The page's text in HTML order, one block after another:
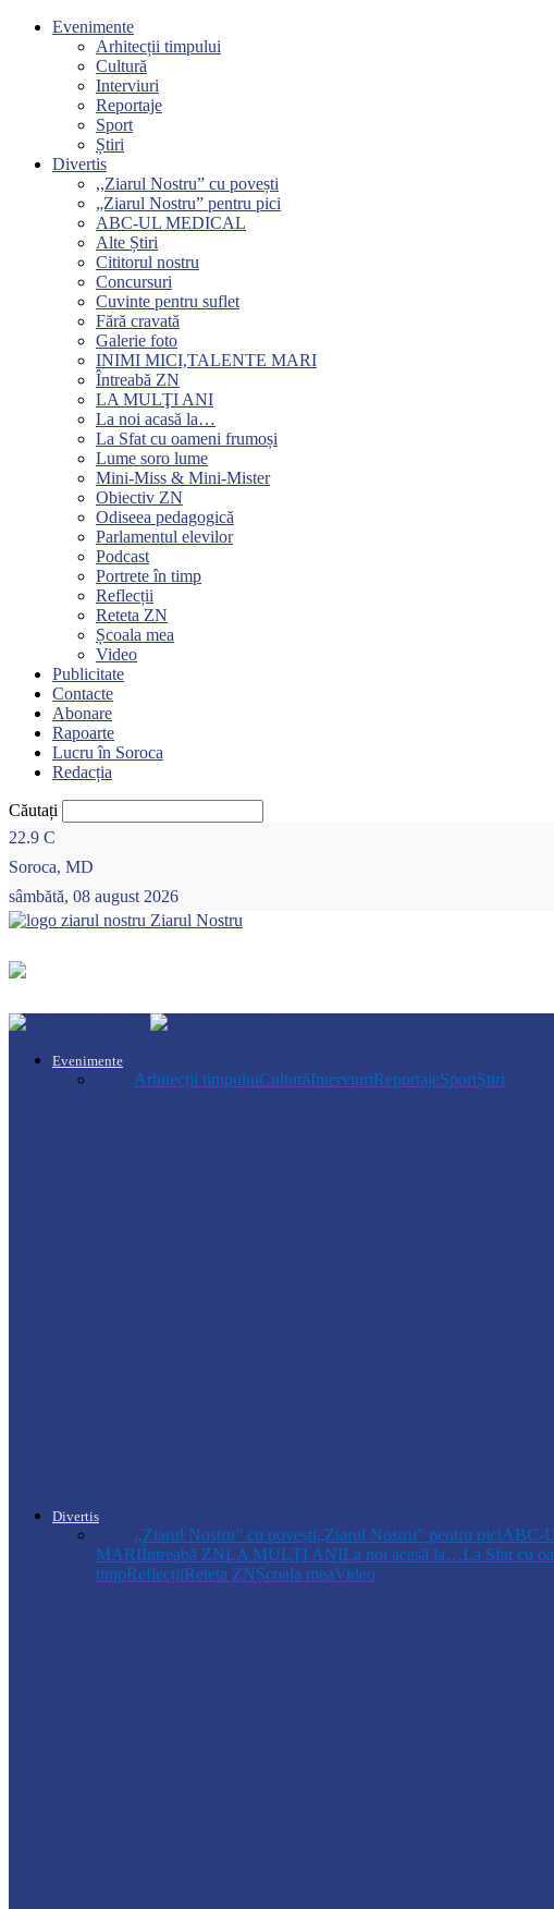
Evenimente
Arhitecții timpului
Cultură
Interviuri
Reportaje
Sport
Știri
Divertis
,,Ziarul Nostru” cu povești
„Ziarul Nostru” pentru pici
ABC-UL MEDICAL
Alte Știri
Cititorul nostru
Concursuri
Cuvinte pentru suflet
Fără cravată
Galerie foto
INIMI MICI,TALENTE MARI
Întreabă ZN
LA MULŢI ANI
La noi acasă la…
La Sfat cu oameni frumoși
Lume soro lume
Mini-Miss & Mini-Mister
Obiectiv ZN
Odiseea pedagogică
Parlamentul elevilor
Podcast
Portrete în timp
Reflecții
Reteta ZN
Școala mea
Video
Publicitate
Contacte
Abonare
Rapoarte
Lucru în Soroca
Redacția
Căutați
22.9 C
Soroca, MD
sâmbătă, 08 august 2026
Ziarul Nostru
Evenimente
Arhitecții timpuluiCulturăInterviuriReportajeSportȘtiri
Divertis
,,Ziarul Nostru” cu povești„Ziarul Nostru” pentru piciABC-
MARIÎntreabă ZNLA MULŢI ANILa noi acasă la…La Sfat cu
timpReflecțiiReteta ZNȘcoala meaVideo